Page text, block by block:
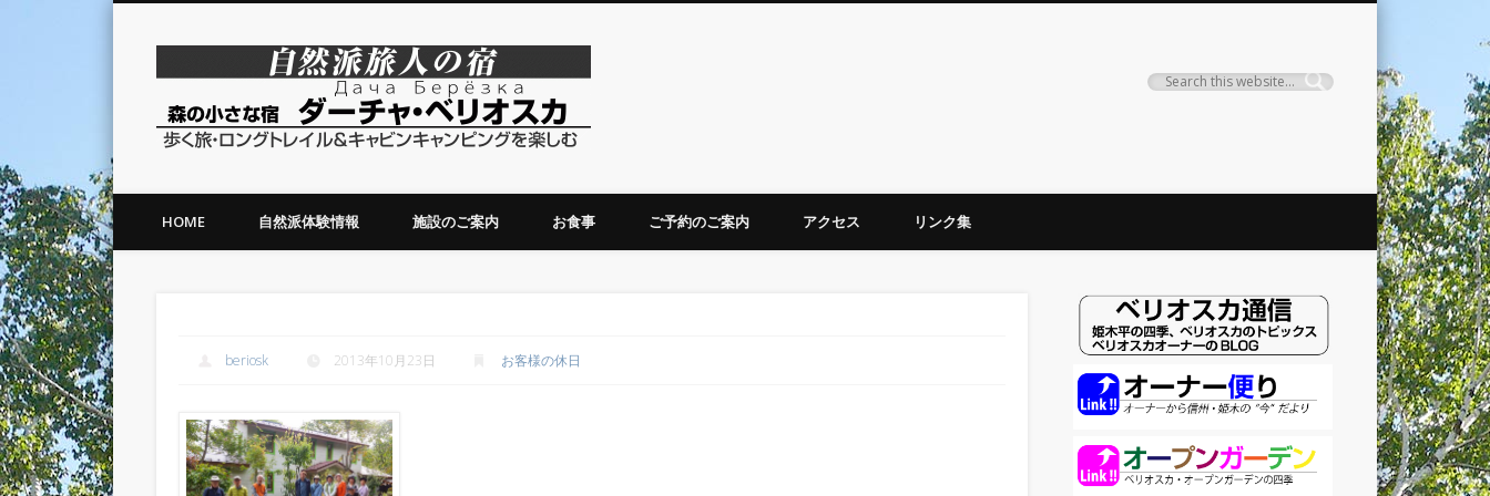
ダーチャベリオスカ
HOME 自然派体験情報 施設のご案内 お食事 ご予約のご案内 アクセス リンク集
beriosk
2013年10月23日 お客様の休日